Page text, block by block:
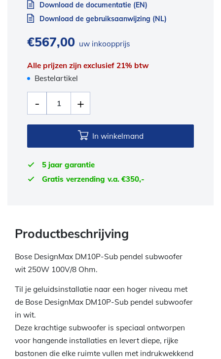
Download de documentatie (EN)
Download de gebruiksaanwijzing (NL)
€567,00 uw inkoopprijs
Alle prijzen zijn exclusief 21% btw
Bestelartikel
In winkelmand
5 jaar garantie
Gratis verzending v.a. €350,-
Productbeschrijving
Bose DesignMax DM10P-Sub pendel subwoofer
wit 250W 100V/8 Ohm.
Til je geluidsinstallatie naar een hoger niveau met
de Bose DesignMax DM10P-Sub pendel subwoofer
in wit.
Deze krachtige subwoofer is speciaal ontworpen
voor hangende installaties en levert diepe, rijke
bastonen die elke ruimte vullen met indrukwekkend